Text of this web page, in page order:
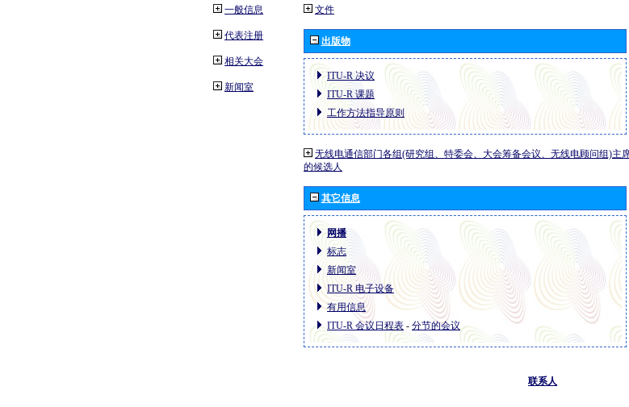
一般信息
代表注册
相关大会
新闻室
文件
出版物
ITU-R 决议
ITU-R 课题
工作方法指导原则
无线电通信部门各组(研究组、特委会、大会筹备会议、无线电顾问组)主
的候选人
其它信息
网播
标志
新闻室
ITU-R 电子设备
有用信息
ITU-R 会议日程表 - 分节的会议
联系人